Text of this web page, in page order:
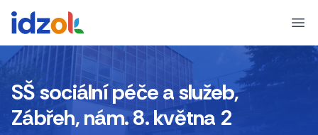
SŠ sociální péče a služeb,
Zábřeh, nám. 8. května 2